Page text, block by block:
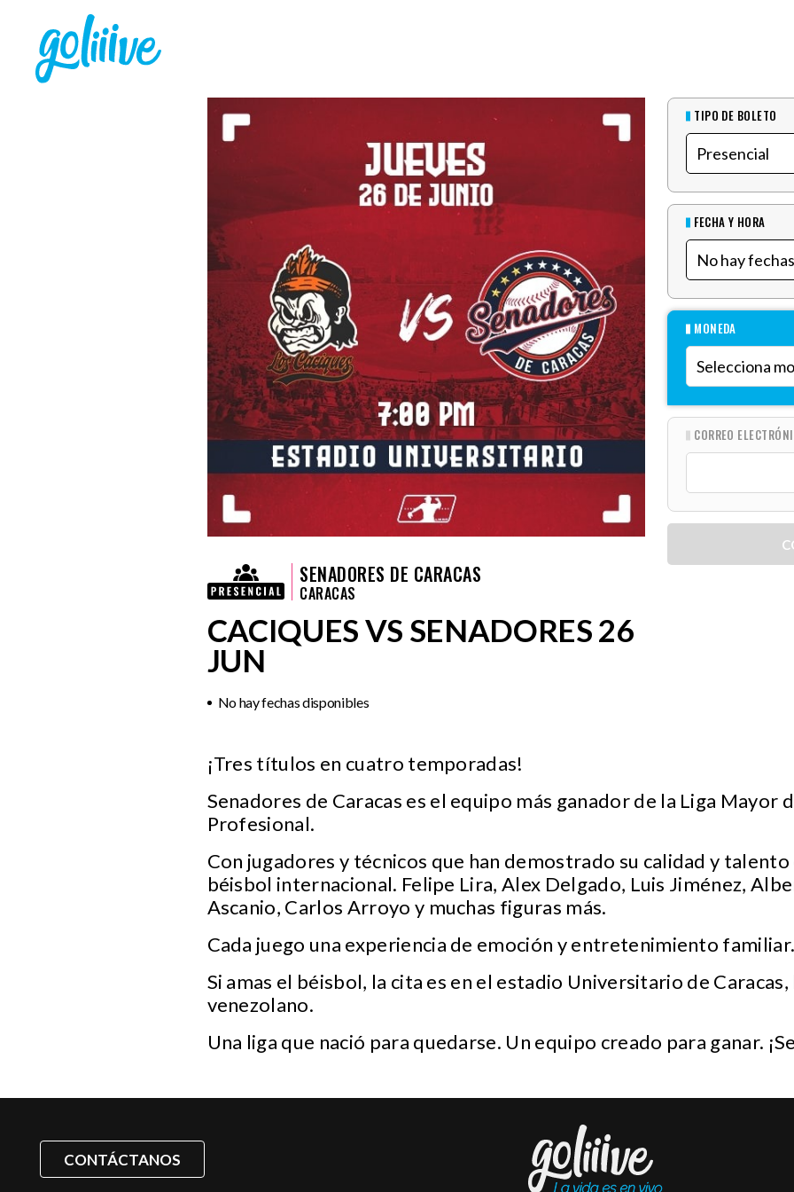
SENADORES DE CARACAS
CARACAS
CACIQUES VS SENADORES 26
JUN
No hay fechas disponibles
TIPO DE BOLETO
FECHA Y HORA
MONEDA
CORREO
¡Tres títulos en cuatro temporadas!
Senadores de Caracas es el equipo más ganador de la Liga Mayor
Profesional.
Con jugadores y técnicos que han demostrado su calidad y talento
béisbol internacional. Felipe Lira, Alex Delgado, Luis Jiménez,
Ascanio, Carlos Arroyo y muchas figuras más.
Cada juego una experiencia de emoción y entretenimiento familiar.
Si amas el béisbol, la cita es en el estadio Universitario de
venezolano.
Una liga que nació para quedarse. Un equipo creado para ganar.
CONTÁCTANOS